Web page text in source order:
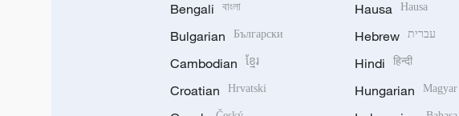
Bengali বাংলা
Bulgarian Български
Cambodian ខ្មែរ
Croatian Hrvatski
Hausa Hausa
Hebrew עברית
Hindi हिन्दी
Hungarian Magyar